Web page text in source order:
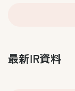
最新IR資料